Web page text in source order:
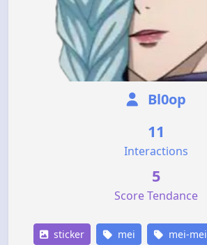
Bl0op
11
Interactions
5
Score Tendance
sticker mei mei-mei